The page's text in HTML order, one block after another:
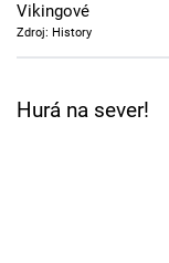
TV Program
Vikingové
Zdroj: History
Hurá na sever!